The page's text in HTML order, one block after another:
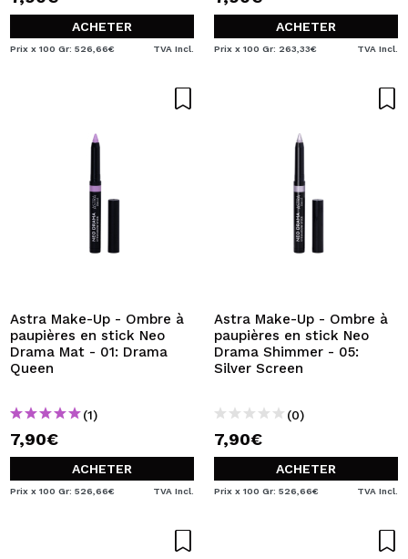
ACHETER
Prix x 100 Gr: 526,66€ TVA Incl.
ACHETER
Prix x 100 Gr: 263,33€ TVA Incl.
Astra Make-Up - Ombre à
paupières en stick Neo
Drama Mat - 01: Drama
Queen
(1)
7,90€
ACHETER
Prix x 100 Gr: 526,66€ TVA Incl.
Astra Make-Up - Ombre à
paupières en stick Neo
Drama Shimmer - 05:
Silver Screen
(0)
7,90€
ACHETER
Prix x 100 Gr: 526,66€ TVA Incl.